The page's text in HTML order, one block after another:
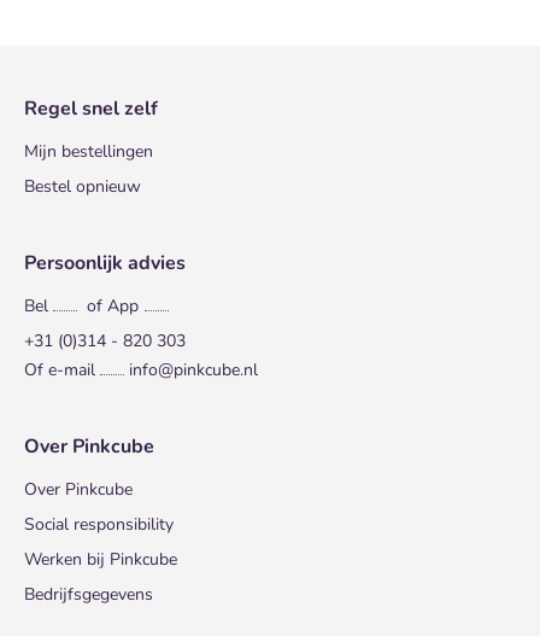
Regel snel zelf
Mijn bestellingen
Bestel opnieuw
Persoonlijk advies
Bel
of App
+31 (0)314 - 820 303
Of e-mail
info@pinkcube.nl
Over Pinkcube
Over Pinkcube
Social responsibility
Werken bij Pinkcube
Bedrijfsgegevens